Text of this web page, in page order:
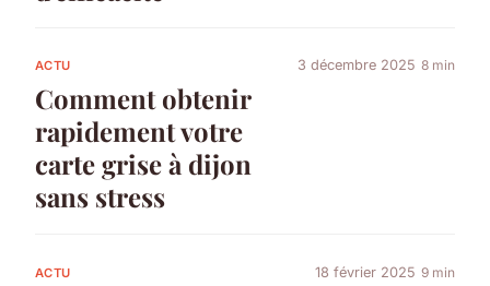
ACTU
Comment obtenir
rapidement votre
carte grise à dijon
sans stress
3 décembre 2025 8 min
ACTU 18 février 2025 9 min